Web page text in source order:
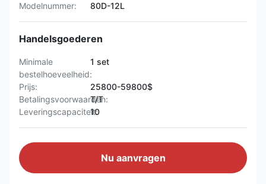
Modelnummer:
80D-12L
Handelsgoederen
Minimale
bestelhoeveelheid:
1 set
Prijs:
25800-59800$
Betalingsvoorwaarden:
T/T
Leveringscapaciteit:
10
Nu aanvragen